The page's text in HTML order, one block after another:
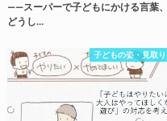
——スーパーで子どもにかける言葉、
どうし…
子どもの姿・見取り